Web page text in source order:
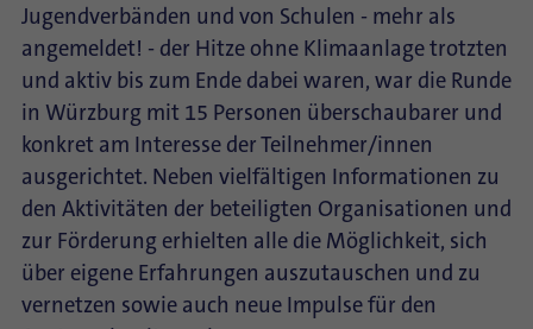
Jugendverbänden und von Schulen - mehr als
angemeldet! - der Hitze ohne Klimaanlage trotzten
und aktiv bis zum Ende dabei waren, war die Runde
in Würzburg mit 15 Personen überschaubarer und
konkret am Interesse der Teilnehmer/innen
ausgerichtet. Neben vielfältigen Informationen zu
den Aktivitäten der beteiligten Organisationen und
zur Förderung erhielten alle die Möglichkeit, sich
über eigene Erfahrungen auszutauschen und zu
vernetzen sowie auch neue Impulse für den